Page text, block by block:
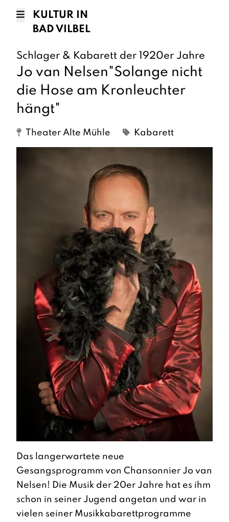
KULTUR IN
BAD VILBEL
Schlager & Kabarett der 1920er Jahre
Jo van Nelsen"Solange nicht
die Hose am Kronleuchter
hängt"
Theater Alte Mühle Kabarett
Das langerwartete neue
Gesangsprogramm von Chansonnier Jo van
Nelsen! Die Musik der 20er Jahre hat es ihm
schon in seiner Jugend angetan und war in
vielen seiner Musikkabarettprogramme